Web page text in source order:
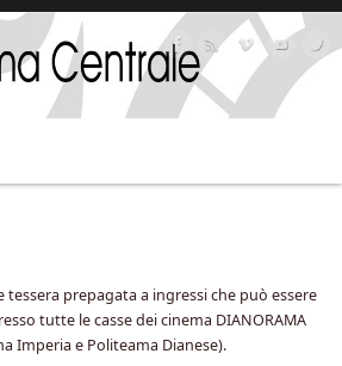
tessera prepagata a ingressi che può essere
tutte le casse dei cinema DIANORAMA
Imperia e Politeama Dianese).